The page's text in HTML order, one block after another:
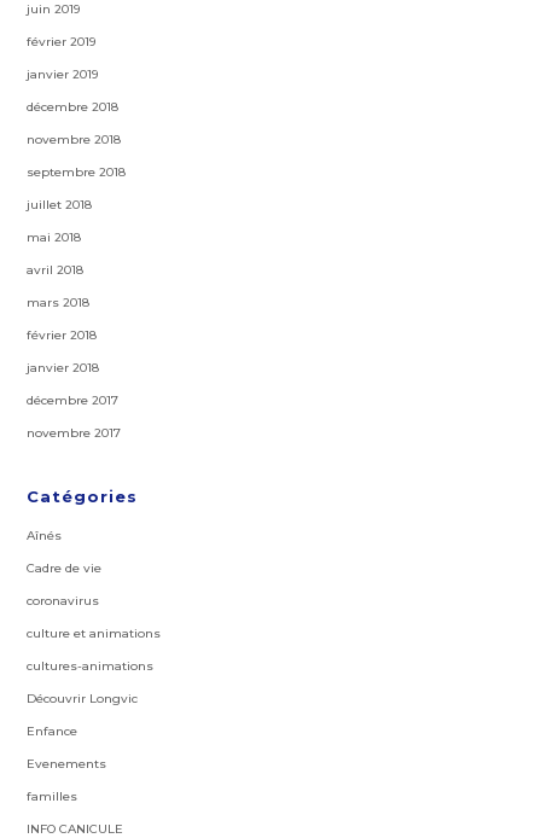
juin 2019
février 2019
janvier 2019
décembre 2018
novembre 2018
septembre 2018
juillet 2018
mai 2018
avril 2018
mars 2018
février 2018
janvier 2018
décembre 2017
novembre 2017
Catégories
Aînés
Cadre de vie
coronavirus
culture et animations
cultures-animations
Découvrir Longvic
Enfance
Evenements
familles
INFO CANICULE